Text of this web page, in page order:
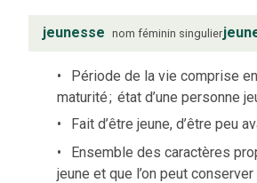
jeunesse nom féminin singulier
Période de la vie comprise
maturité; état d’une personne
Fait d’être jeune, d’être peu
Ensemble des caractères
jeune et que l’on peut conserver